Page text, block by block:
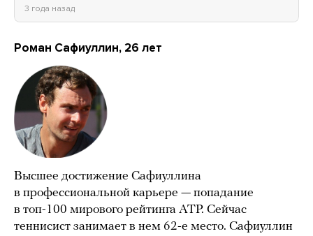
3 года назад
Роман Сафиуллин, 26 лет
Высшее достижение Сафиуллина
в профессиональной карьере — попадание
в топ-100 мирового рейтинга ATP. Сейчас
теннисист занимает в нем 62-е место. Сафиуллин